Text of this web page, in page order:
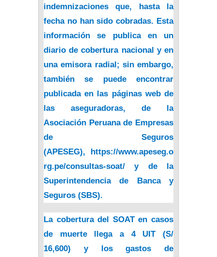
indemnizaciones
que, hasta la
fecha no han sido cobradas. Esta
información se publica en un
diario de cobertura nacional y en
una emisora radial; sin embargo,
también se puede encontrar
publicada en las páginas web de
las aseguradoras, de la
Asociación Peruana de Empresas
de Seguros
(APESEG),
https://www.apeseg.o
rg.pe/consultas-soat/
y de la
Superintendencia de Banca y
Seguros (SBS).
La cobertura del SOAT en casos
de muerte llega a 4 UIT (S/
16,600) y los
gastos de